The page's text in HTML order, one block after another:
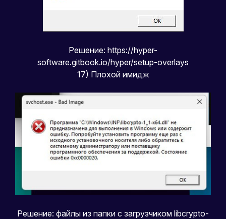
Решение: https://hyper-
software.gitbook.io/hyper/setup-overlays
17) Плохой имидж
Решение: файлы из папки с загрузчиком libcrypto-